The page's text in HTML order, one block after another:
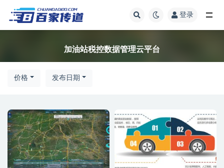
登录
加油站税控数据管理云平台
价格 发布日期